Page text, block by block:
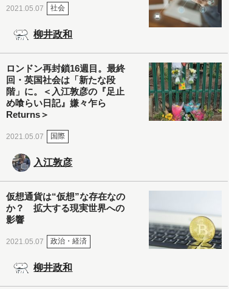
2021.05.07 社会
柳井政和
ロンドン再封鎖16週目。最終
回・英国社会は「新たな段
階」に。＜入江敦彦の『足止
め喰らい日記』嫌々乍ら
Returns＞
2021.05.07 国際
入江敦彦
仮想通貨は“仮想”な存在なの
か？ 拡大する現実世界への
影響
2021.05.07 政治・経済
柳井政和